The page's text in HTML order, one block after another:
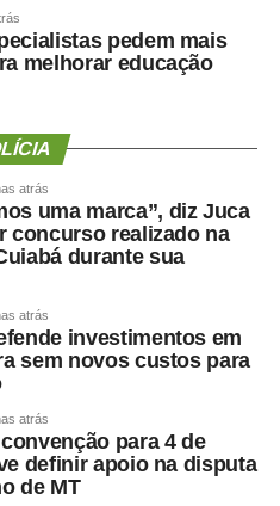
pedem mais
melhorar educação
atrás
uma marca”, diz Juca
concurso realizado na
durante sua
atrás
investimentos em
sem novos custos para
atrás
para 4 de
definir apoio na disputa
de MT